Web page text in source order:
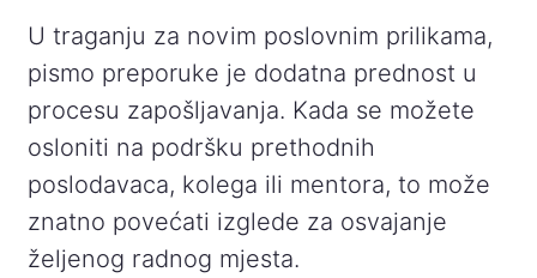
U traganju za novim poslovnim prilikama,
pismo preporuke je dodatna prednost u
procesu zapošljavanja. Kada se možete
osloniti na podršku prethodnih
poslodavaca, kolega ili mentora, to može
znatno povećati izglede za osvajanje
željenog radnog mjesta.